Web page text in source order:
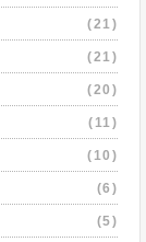
(21)
(21)
(20)
(11)
(10)
(6)
(5)